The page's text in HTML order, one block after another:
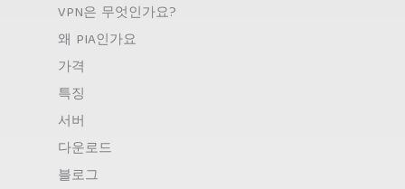
VPN은 무엇인가요?
왜 PIA인가요
가격
특징
서버
다운로드
블로그